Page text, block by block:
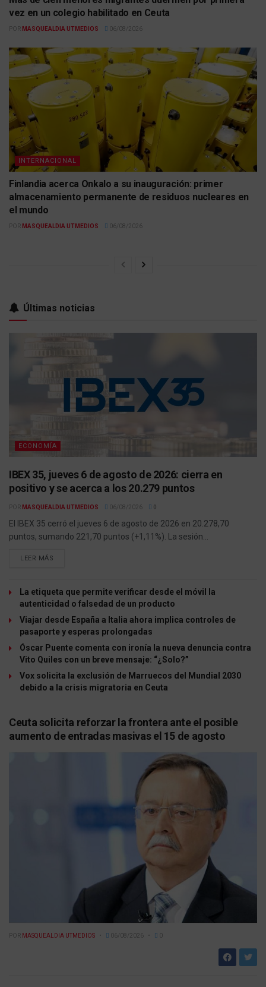
vez en un colegio habilitado en Ceuta
POR MASQUEALDIA UTMEDIOS 06/08/2026
INTERNACIONAL
Finlandia acerca Onkalo a su inauguración: primer
almacenamiento permanente de residuos nucleares en
el mundo
POR MASQUEALDIA UTMEDIOS 06/08/2026
Últimas noticias
ECONOMÍA
IBEX 35, jueves 6 de agosto de 2026: cierra en
positivo y se acerca a los 20.279 puntos
POR MASQUEALDIA UTMEDIOS 06/08/2026
El IBEX 35 cerró el jueves 6 de agosto de 2026 en 20.278,70
puntos, sumando 221,70 puntos (+1,11%). La sesión...
LEER MÁS
La etiqueta que permite verificar desde el móvil la
autenticidad o falsedad de un producto
Viajar desde España a Italia ahora implica controles de
pasaporte y esperas prolongadas
Óscar Puente comenta con ironía la nueva denuncia contra
Vito Quiles con un breve mensaje: “¿Solo?”
Vox solicita la exclusión de Marruecos del Mundial 2030
debido a la crisis migratoria en Ceuta
Ceuta solicita reforzar la frontera ante el posible
aumento de entradas masivas el 15 de agosto
POR MASQUEALDIA UTMEDIOS 06/08/2026 0